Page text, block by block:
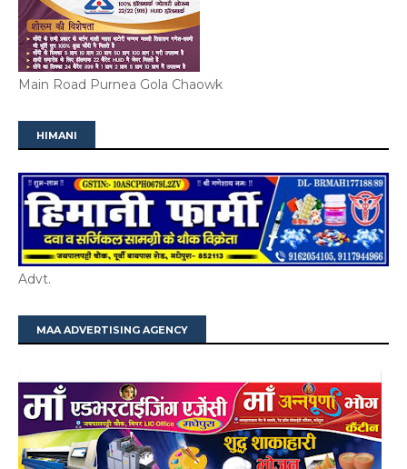
Main Road Purnea Gola Chaowk
HIMANI
Advt.
MAA ADVERTISING AGENCY